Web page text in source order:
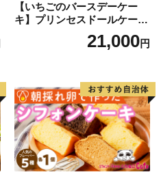
【いちごのバースデーケー
キ】プリンセスドールケーキ
日時指定可 スイーツ デザー
ト 洋菓子 お取り寄せ 愛知県
デコレーションケーキ ホー
ルケーキ 人形 かわいい こど
も
21,000円